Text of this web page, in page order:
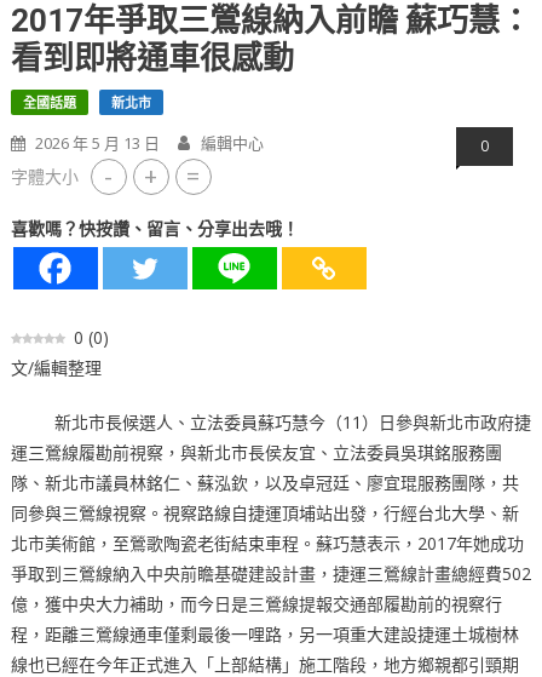
2017年爭取三鶯線納入前瞻 蘇巧慧：
看到即將通車很感動
全國話題 新北市
2026 年 5 月 13 日 編輯中心 0
字體大小 - + =
喜歡嗎？快按讚、留言、分享出去哦！
0 (0)
文/編輯整理
新北市長候選人、立法委員蘇巧慧今（11）日參與新北市政府捷
運三鶯線履勘前視察，與新北市長侯友宜、立法委員吳琪銘服務團
隊、新北市議員林銘仁、蘇泓欽，以及卓冠廷、廖宜琨服務團隊，共
同參與三鶯線視察。視察路線自捷運頂埔站出發，行經台北大學、新
北市美術館，至鶯歌陶瓷老街結束車程。蘇巧慧表示，2017年她成功
爭取到三鶯線納入中央前瞻基礎建設計畫，捷運三鶯線計畫總經費502
億，獲中央大力補助，而今日是三鶯線提報交通部履勘前的視察行
程，距離三鶯線通車僅剩最後一哩路，另一項重大建設捷運土城樹林
線也已經在今年正式進入「上部結構」施工階段，地方鄉親都引頸期